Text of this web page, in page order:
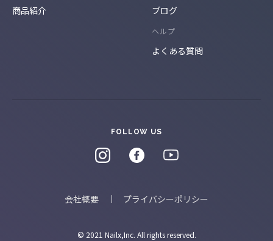
商品紹介
ブログ
ヘルプ
よくある質問
© 2021 Nailx,Inc. All rights reserved.
会社概要 プライバシーポリシー
FOLLOW US